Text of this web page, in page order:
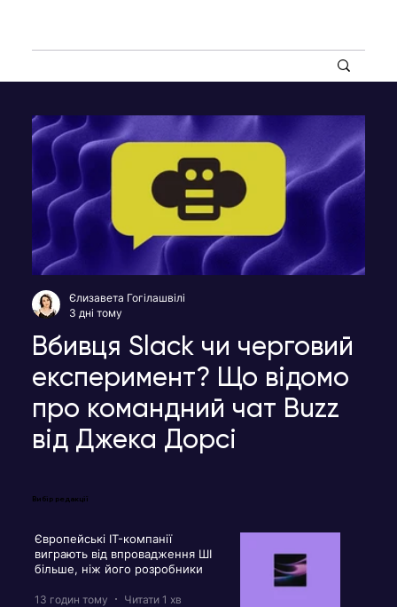
Вбивця Slack чи черговий
експеримент? Що відомо
про командний чат Buzz
від Джека Дорсі
Єлизавета Гогілашвілі
3 дні тому
Вибір редакції
Європейські IT-компанії
виграють від впровадження ШІ
більше, ніж його розробники
13 годин тому Читати 1 хв